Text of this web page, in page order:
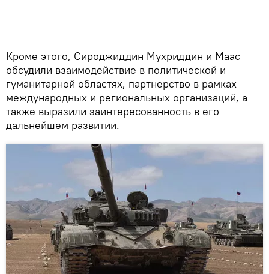
Кроме этого, Сироджиддин Мухриддин и Маас
обсудили взаимодействие в политической и
гуманитарной областях, партнерство в рамках
международных и региональных организаций, а
также выразили заинтересованность в его
дальнейшем развитии.